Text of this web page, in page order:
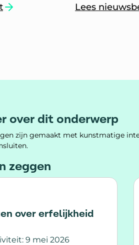
sommige
en meer
en MS op MS.nl`
Neuteboom en
Lees
over dit onderwerp
zijn gemaakt met kunstmatige
zeggen
over erfelijkheid
9 mei 2026